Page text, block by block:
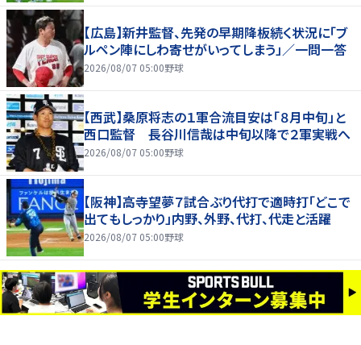
【広島】新井監督、先発の早期降板続く状況に「ブ
ルペン陣にしわ寄せがいってしまう」／一問一答
2026/08/07 05:00野球
【西武】桑原将志の１軍合流目安は「８月中旬」と
西口監督 長谷川信哉は中旬以降で２軍実戦へ
2026/08/07 05:00野球
【阪神】高寺望夢７試合ぶり代打で適時打「どこで
出てもしっかり」内野、外野、代打、代走と活躍
2026/08/07 05:00野球